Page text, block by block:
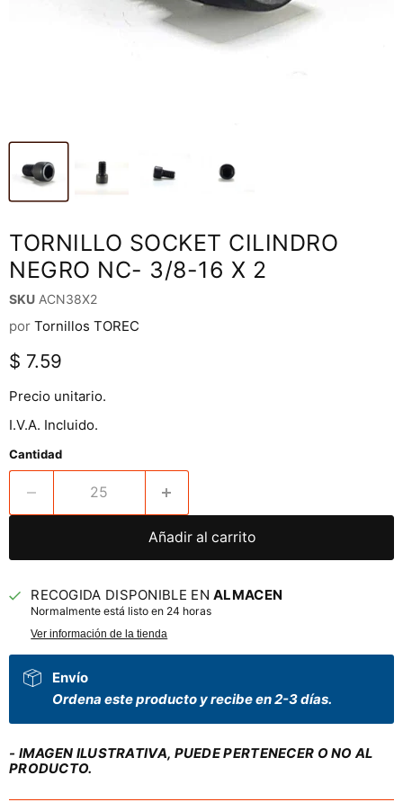
TORNILLO SOCKET CILINDRO
NEGRO NC- 3/8-16 X 2
SKU ACN38X2
por Tornillos TOREC
Precio actual
$ 7.59
Precio unitario.
I.V.A. Incluido.
Cantidad
Añadir al carrito
RECOGIDA DISPONIBLE ENALMACEN
Normalmente está listo en 24 horas
Ver información de la tienda
Envío
Ordena este producto y recibe en 2-3 días.
- IMAGEN ILUSTRATIVA, PUEDE PERTENECER O NO AL
PRODUCTO.